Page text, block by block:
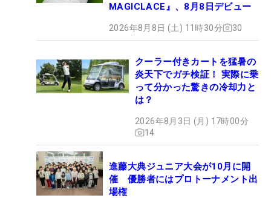
MAGICLACE』、8月8日デビュー
2026年8月8日 (土) 11時30分 30
クーラー付きカートを猛暑の
炎天下でガチ検証！ 実際に乗
って分かった驚きの冷却力と
は？
2026年8月3日 (月) 17時00分
14
進藤大典ジュニア大会が10月に開
催 優勝者にはプロトーナメント出
場権